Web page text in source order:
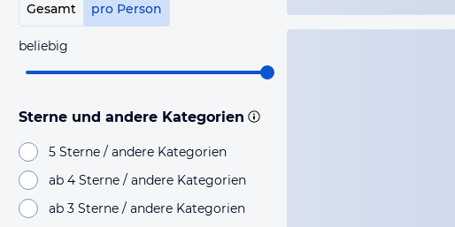
Gesamt pro Person
beliebig
Sterne und andere Kategorien
5 Sterne / andere Kategorien
ab 4 Sterne / andere Kategorien
ab 3 Sterne / andere Kategorien